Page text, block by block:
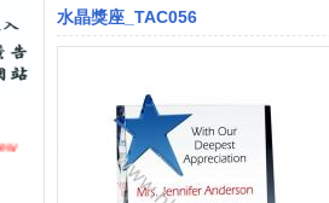
水晶獎座_TAC056